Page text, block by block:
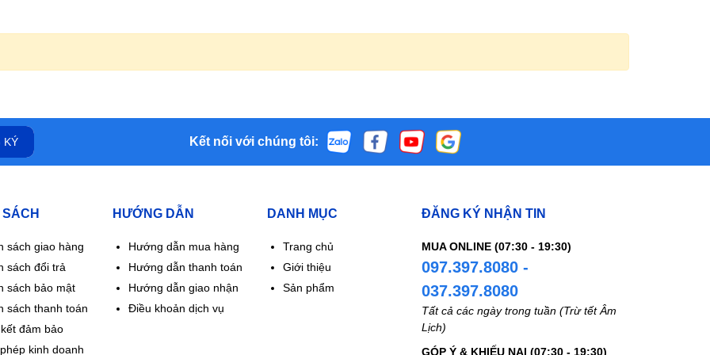
sử dụng thuốc
sau:
giảm động lực.
chỉ dẫn cụ thể hơn về chống chỉ định của Medrol 16mg
KÝ Kết nối với chúng tôi:
sách giao hàng
sách đổi trả
sách bảo mật
sách thanh toán
đảm bảo
kinh doanh
HƯỚNG DẪN
Hướng dẫn mua hàng
Hướng dẫn thanh toán
Hướng dẫn giao nhận
Điều khoản dịch vụ
DANH MỤC
Trang chủ
Giới thiệu
Sản phẩm
ĐĂNG KÝ NHẬN TIN
MUA ONLINE (07:30 - 19:30)
097.397.8080 -
037.397.8080
Tất cả các ngày trong tuần (Trừ tết Âm
Lịch)
GÓP Ý & KHIẾU NẠI (07:30 - 19:30)